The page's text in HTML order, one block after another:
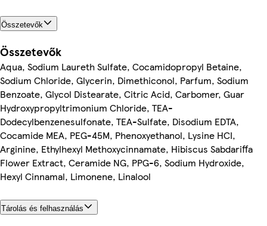
Összetevők
Összetevők
Aqua, Sodium Laureth Sulfate, Cocamidopropyl Betaine,
Sodium Chloride, Glycerin, Dimethiconol, Parfum, Sodium
Benzoate, Glycol Distearate, Citric Acid, Carbomer, Guar
Hydroxypropyltrimonium Chloride, TEA-
Dodecylbenzenesulfonate, TEA-Sulfate, Disodium EDTA,
Cocamide MEA, PEG-45M, Phenoxyethanol, Lysine HCI,
Arginine, Ethylhexyl Methoxycinnamate, Hibiscus Sabdariffa
Flower Extract, Ceramide NG, PPG-6, Sodium Hydroxide,
Hexyl Cinnamal, Limonene, Linalool
Tárolás és felhasználás